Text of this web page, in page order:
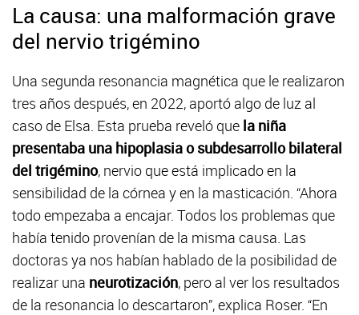
La causa: una malformación grave
del nervio trigémino
Una segunda resonancia magnética que le realizaron
tres años después, en 2022, aportó algo de luz al
caso de Elsa. Esta prueba reveló que la niña
presentaba una hipoplasia o subdesarrollo bilateral
del trigémino, nervio que está implicado en la
sensibilidad de la córnea y en la masticación. “Ahora
todo empezaba a encajar. Todos los problemas que
había tenido provenían de la misma causa. Las
doctoras ya nos habían hablado de la posibilidad de
realizar una neurotización, pero al ver los resultados
de la resonancia lo descartaron”, explica Roser. “En